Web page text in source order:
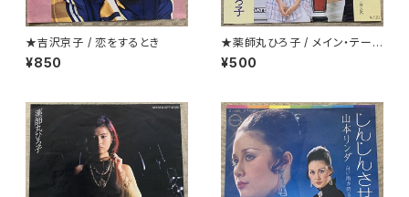
★吉沢京子 / 恋をするとき
¥850
★薬師丸ひろ子 / メイン・テーマ
クリアー盤
¥500